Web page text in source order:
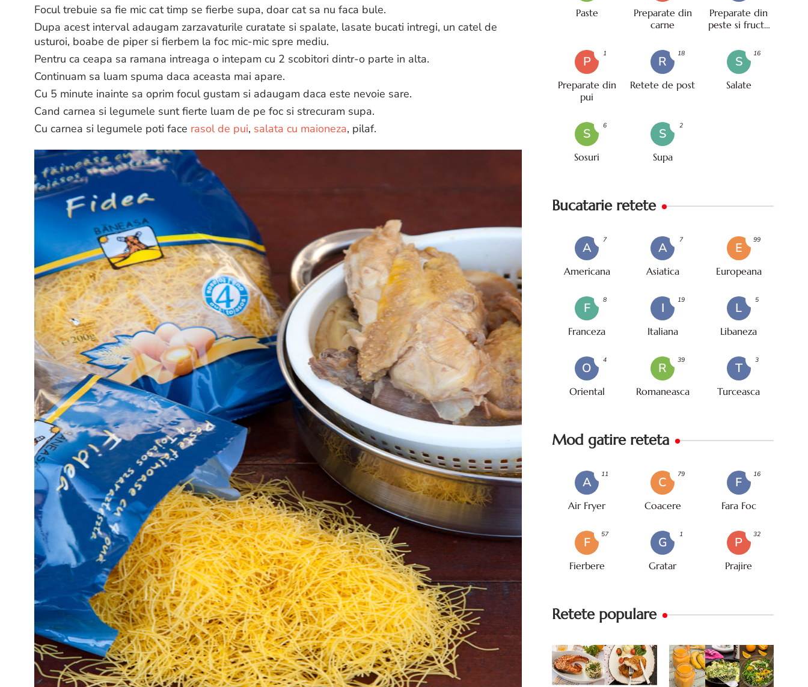
Focul trebuie sa fie mic cat timp se fierbe supa, doar cat sa nu faca bule.
Dupa acest interval adaugam zarzavaturile curatate si spalate, lasate bucati intregi, un catel de
usturoi, boabe de piper si fierbem la foc mic-mic spre mediu.
Pentru ca ceapa sa ramana intreaga o intepam cu 2 scobitori dintr-o parte in alta.
Continuam sa luam spuma daca aceasta mai apare.
Cu 5 minute inainte sa oprim focul gustam si adaugam daca este nevoie sare.
Cand carnea si legumele sunt fierte luam de pe foc si strecuram supa.
Cu carnea si legumele poti face rasol de pui, salata cu maioneza, pilaf.
Paste
Preparate din
carne
Preparate din
peste si fructe
P
Preparate din
pui
1
R
Retete de post
18
S
Salate
16
S
Sosuri
6
S
Supa
2
Bucatarie retete
A
Americana
7
A
Asiatica
7
E
Europeana
99
F
Franceza
8
I
Italiana
19
L
Libaneza
5
O
Oriental
4
R
Romaneasca
39
T
Turceasca
3
Mod gatire reteta
A
Air Fryer
11
C
Coacere
79
F
Fara Foc
16
F
Fierbere
57
G
Gratar
1
P
Prajire
32
Retete populare